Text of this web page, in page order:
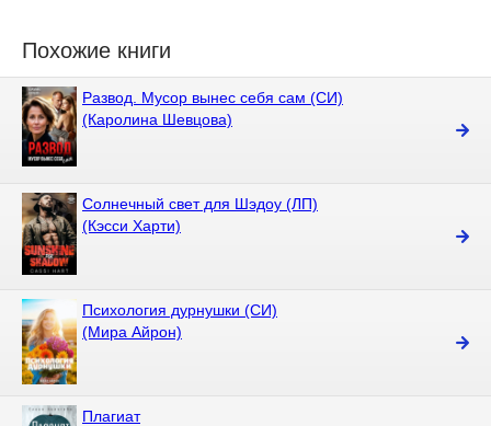
Похожие книги
Развод. Мусор вынес себя сам (СИ)
(Каролина Шевцова)
Солнечный свет для Шэдоу (ЛП)
(Кэсси Харти)
Психология дурнушки (СИ)
(Мира Айрон)
Плагиат